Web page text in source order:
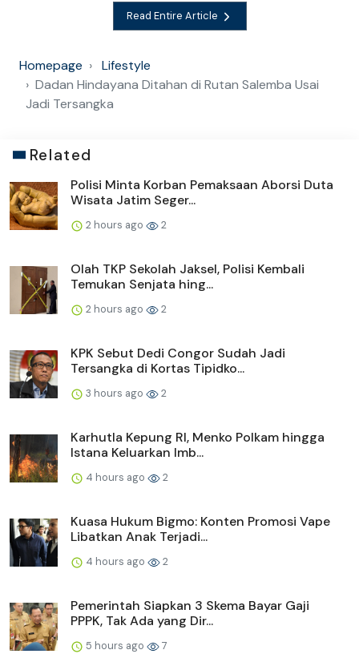
Read Entire Article
Homepage
Lifestyle
Dadan Hindayana Ditahan di Rutan Salemba Usai
Jadi Tersangka
Related
Polisi Minta Korban Pemaksaan Aborsi Duta
Wisata Jatim Seger...
2 hours ago 2
Olah TKP Sekolah Jaksel, Polisi Kembali
Temukan Senjata hing...
2 hours ago 2
KPK Sebut Dedi Congor Sudah Jadi
Tersangka di Kortas Tipidko...
3 hours ago 2
Karhutla Kepung RI, Menko Polkam hingga
Istana Keluarkan Imb...
4 hours ago 2
Kuasa Hukum Bigmo: Konten Promosi Vape
Libatkan Anak Terjadi...
4 hours ago 2
Pemerintah Siapkan 3 Skema Bayar Gaji
PPPK, Tak Ada yang Dir...
5 hours ago 7